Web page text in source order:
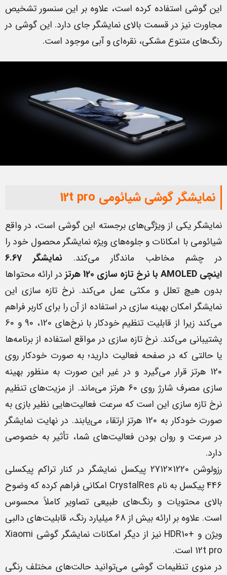
این گوشی استفاده کرده است، علاوه بر این سنسور تشخیص
مجاورت نیز در قسمت بالای نمایشگر جای دارد. این گوشی در
رنگ‌های متنوع مشکی، نقره‌ای و آبی موجود است.
نمایشگر گوشی شیائومی 12t pro
نمایشگر یکی از ویژگی‌های برجسته این گوشی است، در واقع
شیائومی با امکانات و جلوه‌های ویژه نمایشگر محصول خود را
در چشم مخاطب ماندگار می‌کند.
نمایشگر 6.67
اینچی AMOLED با نرخ تازه سازی 120 هرتز
در ارائه محتواها
بدون هیچ تعلل و مکثی عمل می‌کند. نرخ تازه سازی این
نمایشگر امکان بهینه سازی در استفاده از آن را برای کاربر فراهم
می‌کند زیرا از قابلیت تنظیم خودکار با نرخ‌های 120، 90 و 60
پشتیبانی می‌کند. نرخ تازه سازی در مواقع استفاده از برنامه‌ها
یا حالتی که در صفحه فعالیت دارید؛ به صورت خودکار روی
120 هرتز قرار می‌گیرد و در غیر این صورت به منظور بهینه
سازی مصرف شارژ روی 60 هرتز می‌ماند. از مزیت‌های تنظیم
نرخ تازه سازی این است که سرعت فعالیت‌هایی نظیر بازی به
صورت خودکار به 120 هرتز ارتقاء می‌یابند. در نهایت نمایشگر
در سرعت و روان بودن فعالیت‌های شما، تأثیر به خصوصی
دارد.
رزولوشن 1220×2712 پیکسل نمایشگر در کنار تراکم پیکسلی
446 پیکسل به نام CrystalRes امکانی فراهم کرده که وضوح
بالای محتویات و رنگ‌های طبیعی تصاویر کاملاً محسوس
است. علاوه بر ارائه بیش از 68 میلیارد رنگ، قابلیت‌های دالبی
ویژن و +HDR10 نیز از دیگر امکانات نمایشگر گوشی Xiaomi
12t pro است.
در منوی تنظیمات گوشی می‌توانید حالت‌های مختلف رنگی